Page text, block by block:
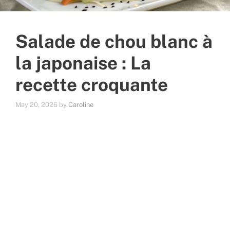
Salade de chou blanc à
la japonaise : La
recette croquante
May 20, 2026 by Caroline